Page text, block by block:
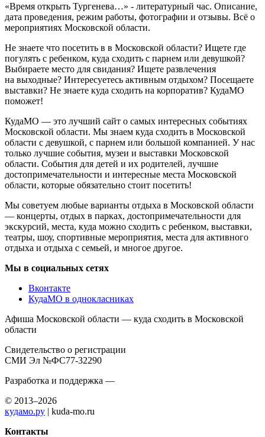
«Время открыть Тургенева…» - литературный час. Описание,
дата проведения, режим работы, фотографии и отзывы. Всё о
мероприятиях Московской области.
Не знаете что посетить в в Московской области? Ищете где
погулять с ребенком, куда сходить с парнем или девушкой?
Выбираете место для свидания? Ищете развлечения
на выходные? Интересуетесь активным отдыхом? Посещаете
выставки? Не знаете куда сходить на корпоратив? КудаМО
поможет!
КудаМО — это лучший сайт о самых интересных событиях
Московской области. Мы знаем куда сходить в Московской
области с девушкой, с парнем или большой компанией. У нас
только лучшие события, музеи и выставки Московской
области. События для детей и их родителей, лучшие
достопримечательности и интересные места Московской
области, которые обязательно стоит посетить!
Мы советуем любые варианты отдыха в Московской области
— концерты, отдых в парках, достопримечательности для
экскурсий, места, куда можно сходить с ребенком, выставки,
театры, шоу, спортивные мероприятия, места для активного
отдыха и отдыха с семьей, и многое другое.
Мы в социальных сетях
Вконтакте
КудаМО в однокласниках
Афиша Московской области — куда сходить в Московской
области
Свидетельство о регистрации
СМИ Эл №ФС77-32290
Разработка и поддержка —
© 2013–2026
кудамо.ру | kuda-mo.ru
Контакты